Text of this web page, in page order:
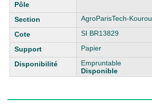
AgroParisTech-Kourou
SI BR13829
Papier
Empruntable
Disponible